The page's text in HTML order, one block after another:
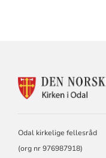
Odal kirkelige fellesråd
(org nr 976987918)